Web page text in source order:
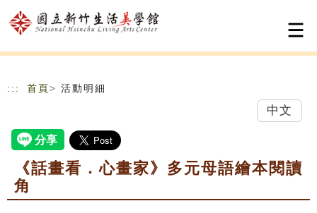
跳到主要內容
網站導覽
::: 首頁 > 活動明細
中文
《話畫看．心畫家》多元母語繪本閱讀
角